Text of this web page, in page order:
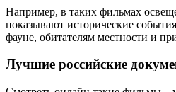
Например, в таких фильмах
показывают исторические
фауне, обитателям местности и
Лучшие российские